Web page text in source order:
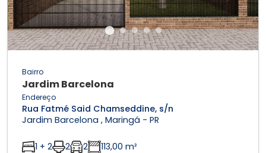
Bairro
Jardim Barcelona
Endereço
Rua Fatmé Said Chamseddine, s/n
Jardim Barcelona , Maringá - PR
1 + 2 2 2 113,00 m²